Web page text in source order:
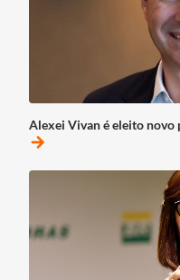
Alexei Vivan é eleito novo
arrow_forward